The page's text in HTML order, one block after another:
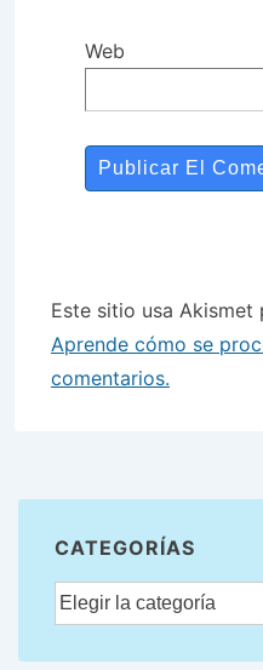
Web
Este sitio usa Akismet
Aprende cómo se
comentarios.
CATEGORÍAS